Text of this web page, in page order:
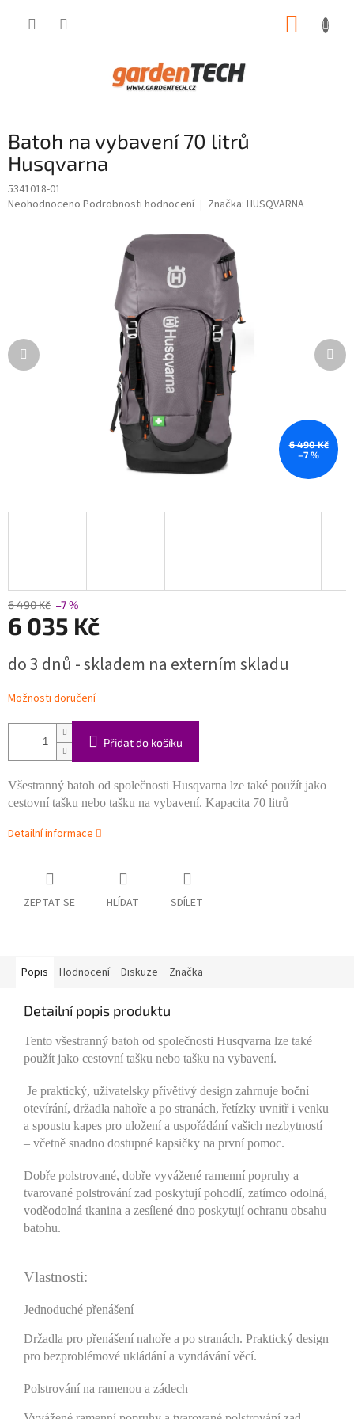
Batoh na vybavení 70 litrů
Husqvarna
5341018-01
Průměrné
Neohodnoceno Podrobnosti hodnocení Značka: HUSQVARNA
6 490 Kč
–7 %
6 490 Kč –7 %
6 035 Kč
cena:
do 3 dnů - skladem na externím skladu
Možnosti doručení
Přidat do košíku
Všestranný batoh od společnosti Husqvarna lze také použít jako
cestovní tašku nebo tašku na vybavení. Kapacita 70 litrů
Detailní informace
ZEPTAT SE HLÍDAT SDÍLET
Popis Hodnocení Diskuze Značka
Detailní popis produktu
Tento všestranný batoh od společnosti Husqvarna lze také
použít jako cestovní tašku nebo tašku na vybavení.
Je praktický, uživatelsky přívětivý design zahrnuje boční
otevírání, držadla nahoře a po stranách, řetízky uvnitř i venku
a spoustu kapes pro uložení a uspořádání vašich nezbytností
– včetně snadno dostupné kapsičky na první pomoc.
Dobře polstrované, dobře vyvážené ramenní popruhy a
tvarované polstrování zad poskytují pohodlí, zatímco odolná,
voděodolná tkanina a zesílené dno poskytují ochranu obsahu
batohu.
Vlastnosti:
Jednoduché přenášení
Držadla pro přenášení nahoře a po stranách. Praktický design
pro bezproblémové ukládání a vyndávání věcí.
Polstrování na ramenou a zádech